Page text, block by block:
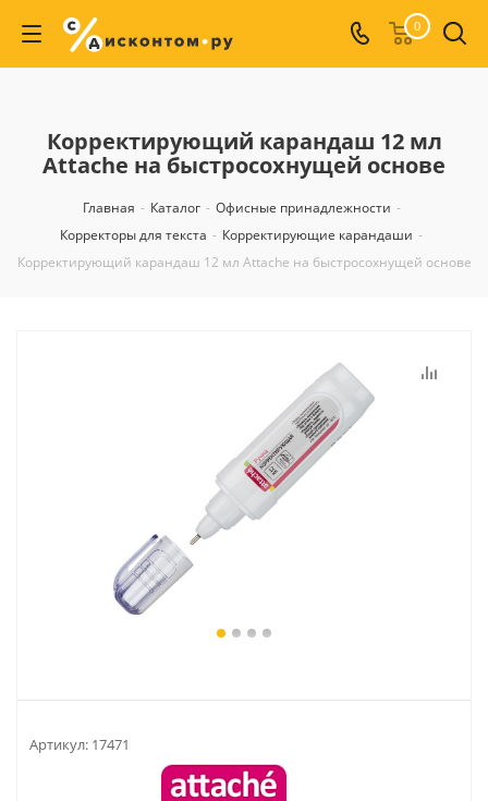
0
Корректирующий карандаш 12 мл
Attache на быстросохнущей основе
Главная - Каталог - Офисные принадлежности -
Корректоры для текста - Корректирующие карандаши -
Корректирующий карандаш 12 мл Attache на быстросохнущей основе
Артикул: 17471